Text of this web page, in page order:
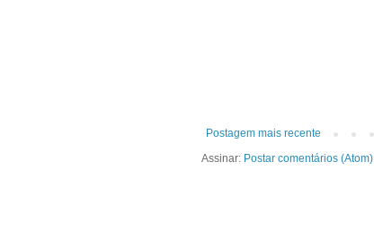
Postagem mais recente
Assinar: Postar comentários (Atom)